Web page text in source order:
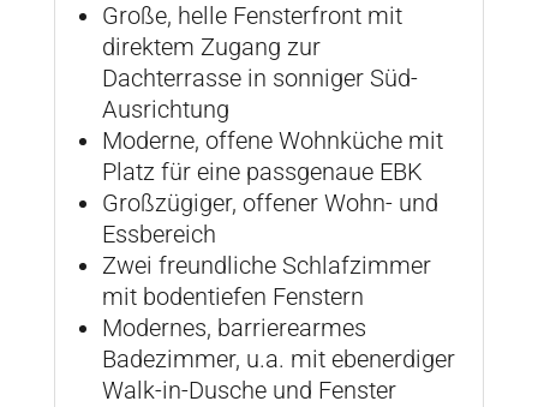
Große, helle Fensterfront mit
direktem Zugang zur
Dachterrasse in sonniger Süd-
Ausrichtung
Moderne, offene Wohnküche mit
Platz für eine passgenaue EBK
Großzügiger, offener Wohn- und
Essbereich
Zwei freundliche Schlafzimmer
mit bodentiefen Fenstern
Modernes, barrierearmes
Badezimmer, u.a. mit ebenerdiger
Walk-in-Dusche und Fenster